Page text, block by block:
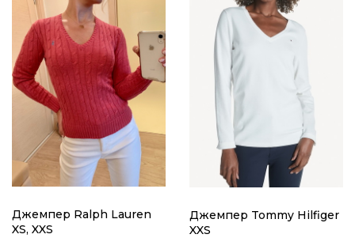
Джемпер Ralph Lauren
XS, XXS
Джемпер Tommy Hilfiger
XXS